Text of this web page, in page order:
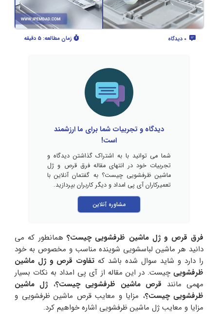
زمان مطالعه: 5 دقیقه
دیدگاه و تجربیات شما برای ما ارزشمند
است!
شما می توانید با به اشتراک گذاشتن دیدگاه و
تجربیات خود در انتهای مقاله فرق قرص و ژل
ماشین ظرفشویی چیست؟ به گفتمان آنلاین با
تعمیرکاران آی پی امداد و دیگر کاربران بپردازید.
مشاوره آنلاین
فرق قرص و ژل ماشین ظرفشویی چیست؟ همانطور که می
دانید هر ماشین لباسشویی شوینده مناسب و مخصوص به خود
را دارد و شاید سوال شده باشد که تفاوت قرص و ژل ماشین
ظرفشویی چیست. در این مقاله از آی پی امداد به نکات بسیار
مهمی مانند قرص ماشین ظرفشویی چیست؟، ژل ماشین
ظرفشویی چیست؟، مزایا و معایب قرص ماشین ظرفشویی و
مزایا و معایب ژل ماشین ظرفشویی اشاره خواهیم کرد.